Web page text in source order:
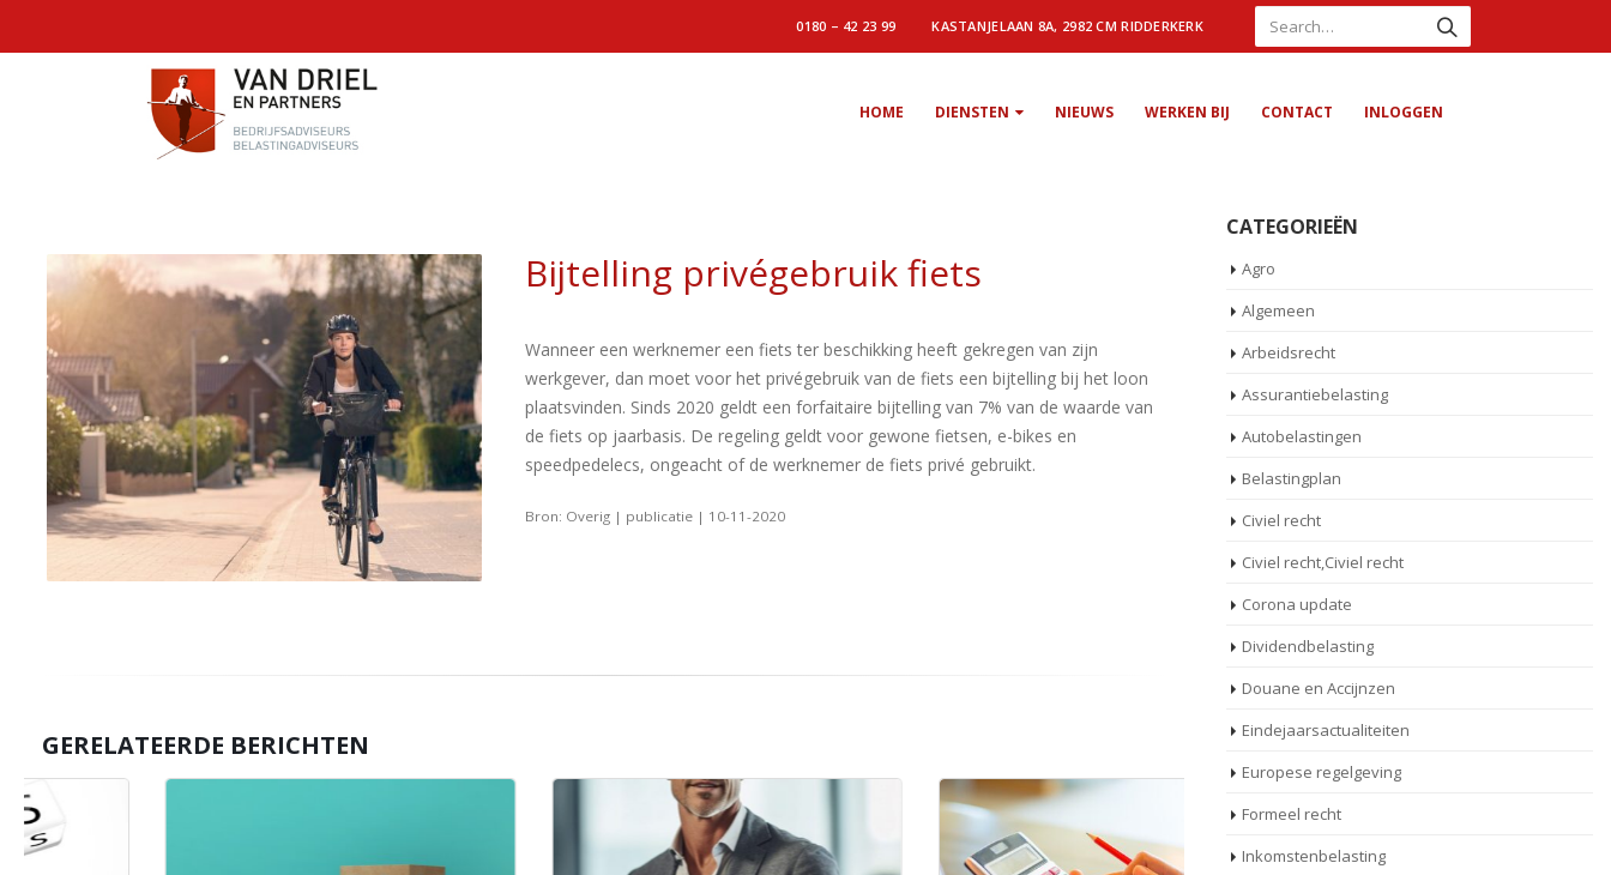
0180 – 42 23 99 KASTANJELAAN 8A, 2982 CM RIDDERKERK
HOME DIENSTEN NIEUWS WERKEN BIJ CONTACT INLOGGEN
Bijtelling privégebruik fiets
Wanneer een werknemer een fiets ter beschikking heeft gekregen van zijn
werkgever, dan moet voor het privégebruik van de fiets een bijtelling bij het loon
plaatsvinden. Sinds 2020 geldt een forfaitaire bijtelling van 7% van de waarde van
de fiets op jaarbasis. De regeling geldt voor gewone fietsen, e-bikes en
speedpedelecs, ongeacht of de werknemer de fiets privé gebruikt.
Bron: Overig | publicatie | 10-11-2020
GERELATEERDE BERICHTEN
CATEGORIEËN
Agro
Algemeen
Arbeidsrecht
Assurantiebelasting
Autobelastingen
Belastingplan
Civiel recht
Civiel recht,Civiel recht
Corona update
Dividendbelasting
Douane en Accijnzen
Eindejaarsactualiteiten
Europese regelgeving
Formeel recht
Inkomstenbelasting